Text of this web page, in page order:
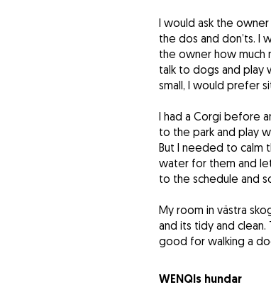
I would ask the
the dos and don’ts. I
the owner how much
talk to dogs and play
small, I would prefer
I had a Corgi before
to the park and play
But I needed to calm
water for them and
to the schedule and
My room in västra
and its tidy and
good for walking a
WENQIs hundar